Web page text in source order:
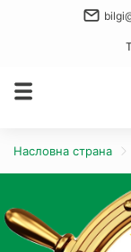
Насловна страна